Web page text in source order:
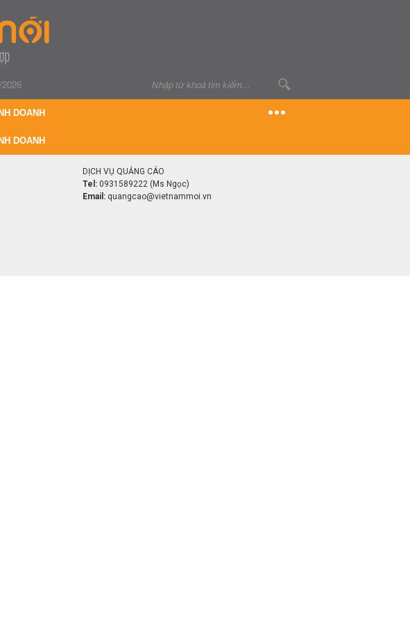
DOANH
DOANH
DỊCH VỤ QUẢNG CÁO
Tel: 0931589222 (Ms Ngọc)
Email: quangcao@vietnammoi.vn